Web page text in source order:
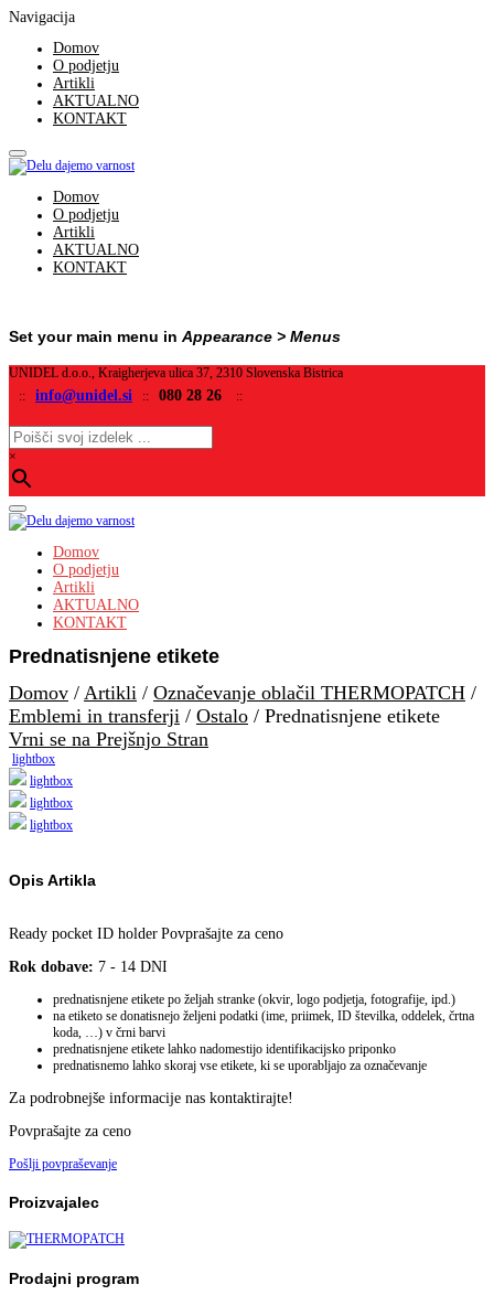
Navigacija
Domov
O podjetju
Artikli
AKTUALNO
KONTAKT
Domov
O podjetju
Artikli
AKTUALNO
KONTAKT
Set your main menu in Appearance > Menus
UNIDEL d.o.o., Kraigherjeva ulica 37, 2310 Slovenska Bistrica
:: info@unidel.si :: 080 28 26 ::
×
Domov
O podjetju
Artikli
AKTUALNO
KONTAKT
Prednatisnjene etikete
Domov / Artikli / Označevanje oblačil THERMOPATCH /
Emblemi in transferji / Ostalo / Prednatisnjene etikete
Vrni se na Prejšnjo Stran
lightbox
lightbox
lightbox
lightbox
Opis Artikla
Ready pocket ID holder Povprašajte za ceno
Rok dobave: 7 - 14 DNI
prednatisnjene etikete po željah stranke (okvir, logo podjetja, fotografije, ipd.)
na etiketo se donatisnejo željeni podatki (ime, priimek, ID številka, oddelek, črtna
koda, …) v črni barvi
prednatisnjene etikete lahko nadomestijo identifikacijsko priponko
prednatisnemo lahko skoraj vse etikete, ki se uporabljajo za označevanje
Za podrobnejše informacije nas kontaktirajte!
Povprašajte za ceno
Pošlji povpraševanje
Proizvajalec
Prodajni program